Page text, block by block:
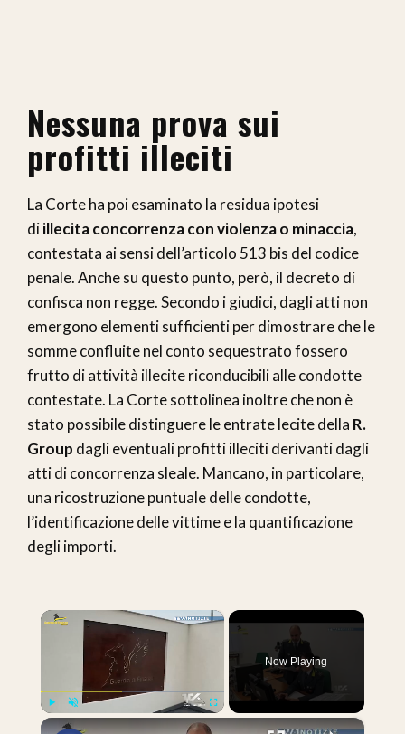
Nessuna prova sui
profitti illeciti
La Corte ha poi esaminato la residua ipotesi
diillecita concorrenza con violenza o minaccia,
contestata ai sensi dell’articolo 513 bis del codice
penale. Anche su questo punto, però, il decreto di
confisca non regge. Secondo i giudici, dagli atti non
emergono elementi sufficienti per dimostrare che le
somme confluite nel conto sequestrato fossero
frutto di attività illecite riconducibili alle condotte
contestate. La Corte sottolinea inoltre che non è
stato possibile distinguere le entrate lecite della R.
Group dagli eventuali profitti illeciti derivanti dagli
atti di concorrenza sleale. Mancano, in particolare,
una ricostruzione puntuale delle condotte,
l’identificazione delle vittime e la quantificazione
degli importi.
×
Now Playing
×